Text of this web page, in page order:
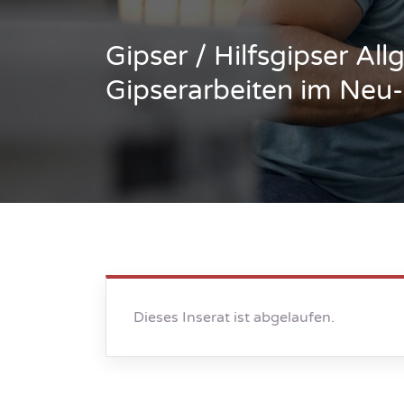
Gipser / Hilfsgipser
Gipserarbeiten im
Dieses Inserat ist abgelaufen.